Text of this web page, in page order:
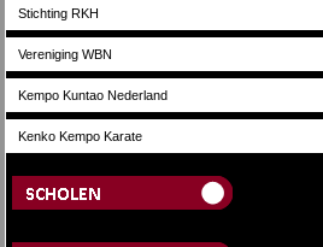
Stichting RKH
Vereniging WBN
Kempo Kuntao Nederland
Kenko Kempo Karate